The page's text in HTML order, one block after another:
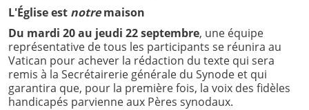
L'Église est notremaison
Du mardi 20 au jeudi 22 septembre, une équipe
représentative de tous les participants se réunira au
Vatican pour achever la rédaction du texte qui sera
remis à la Secrétairerie générale du Synode et qui
garantira que, pour la première fois, la voix des fidèles
handicapés parvienne aux Pères synodaux.